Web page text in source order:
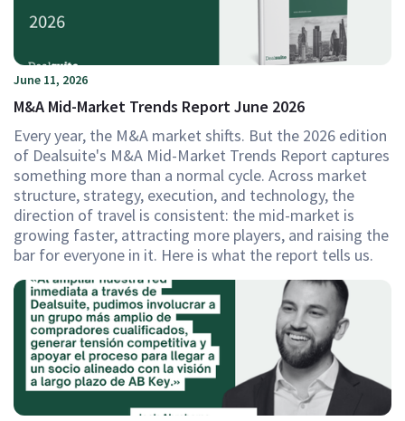
June 11, 2026
M&A Mid-Market Trends Report June 2026
Every year, the M&A market shifts. But the 2026 edition
of Dealsuite's M&A Mid-Market Trends Report captures
something more than a normal cycle. Across market
structure, strategy, execution, and technology, the
direction of travel is consistent: the mid-market is
growing faster, attracting more players, and raising the
bar for everyone in it. Here is what the report tells us.